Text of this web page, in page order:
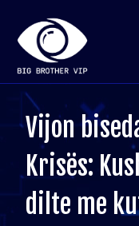
Vijon
Krisës:
dilte me